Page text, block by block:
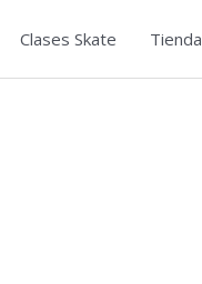
Clases Skate Tienda